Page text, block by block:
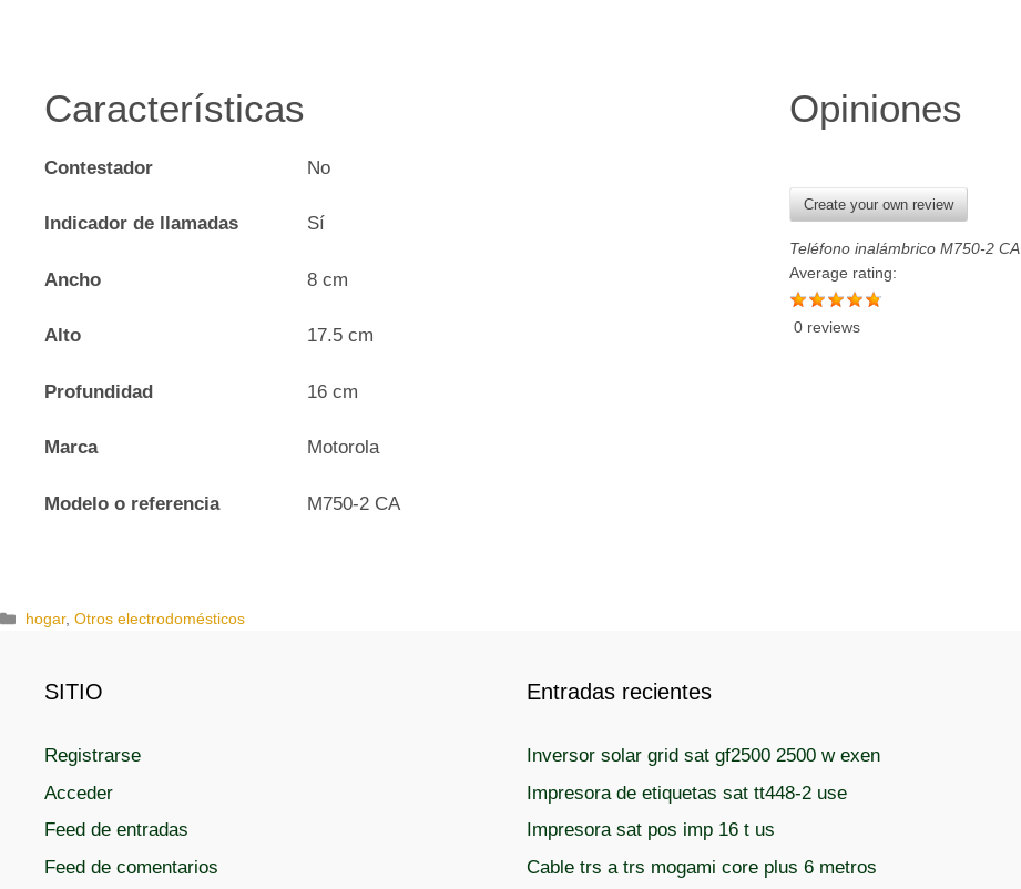
Características
Contestador No
Indicador de llamadas Sí
Ancho 8 cm
Alto 17.5 cm
Profundidad 16 cm
Marca Motorola
Modelo o referencia M750-2 CA
Opiniones
Create your own review
Teléfono inalámbrico M750-2 CA
Average rating:
0 reviews
C
hogar,Otros electrodomésticos
SITIO
Registrarse
Acceder
Feed de entradas
Feed de comentarios
Entradas recientes
Inversor solar grid sat gf2500 2500 w exen
Impresora de etiquetas sat tt448-2 use
Impresora sat pos imp 16 t us
Cable trs a trs mogami core plus 6 metros